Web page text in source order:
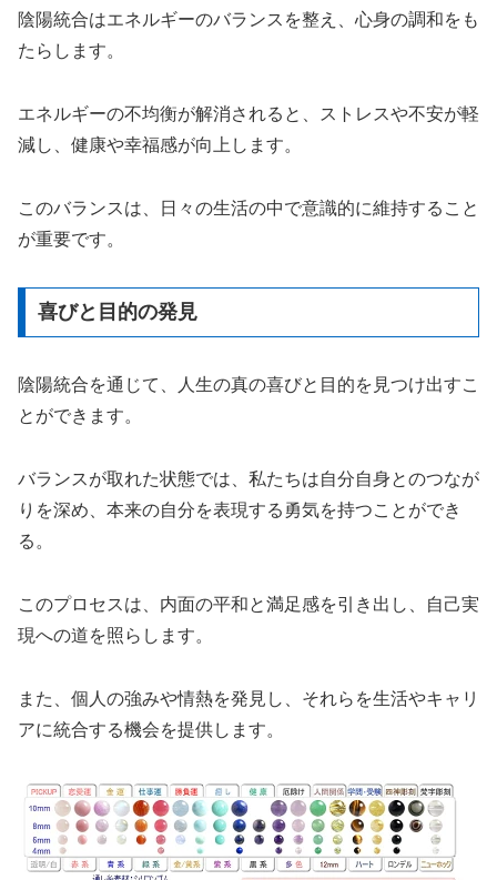
陰陽統合はエネルギーのバランスを整え、心身の調和をも
たらします。
エネルギーの不均衡が解消されると、ストレスや不安が軽
減し、健康や幸福感が向上します。
このバランスは、日々の生活の中で意識的に維持すること
が重要です。
喜びと目的の発見
陰陽統合を通じて、人生の真の喜びと目的を見つけ出すこ
とができます。
バランスが取れた状態では、私たちは自分自身とのつなが
りを深め、本来の自分を表現する勇気を持つことができ
る。
このプロセスは、内面の平和と満足感を引き出し、自己実
現への道を照らします。
また、個人の強みや情熱を発見し、それらを生活やキャリ
アに統合する機会を提供します。